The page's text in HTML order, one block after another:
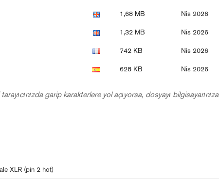
1,68 MB Nis 2026
1,32 MB Nis 2026
742 KB Nis 2026
628 KB Nis 2026
garip karakterlere yol açıyorsa, dosyayı bilgisayarınıza
XLR (pin 2 hot)